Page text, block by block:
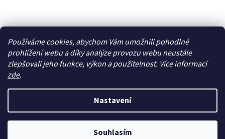
Používáme cookies, abychom Vám umožnili pohodlné
prohlížení webu a díky analýze provozu webu neustále
zlepšovali jeho funkce, výkon a použitelnost. Více informací
zde.
Nastavení
Souhlasím
Z důvodu vysokého počtu objednávek se doba odeslání může
Vytvořil Shoptet
PentaShop.cz. Všechna práva vyhrazena.